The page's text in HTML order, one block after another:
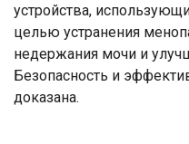
устройства,
целью устранения
недержания мочи и
Безопасность и
доказана.